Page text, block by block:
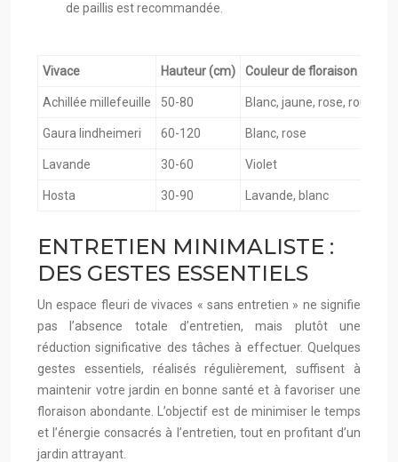
de paillis est recommandée.
Vivace Hauteur (cm) Couleur de floraison
Achillée millefeuille 50-80 Blanc, jaune, rose, rouge
Gaura lindheimeri 60-120 Blanc, rose
Lavande 30-60 Violet
Hosta 30-90 Lavande, blanc
ENTRETIEN MINIMALISTE :
DES GESTES ESSENTIELS
Un espace fleuri de vivaces « sans entretien » ne signifie
pas l’absence totale d’entretien, mais plutôt une
réduction significative des tâches à effectuer. Quelques
gestes essentiels, réalisés régulièrement, suffisent à
maintenir votre jardin en bonne santé et à favoriser une
floraison abondante. L’objectif est de minimiser le temps
et l’énergie consacrés à l’entretien, tout en profitant d’un
jardin attrayant.